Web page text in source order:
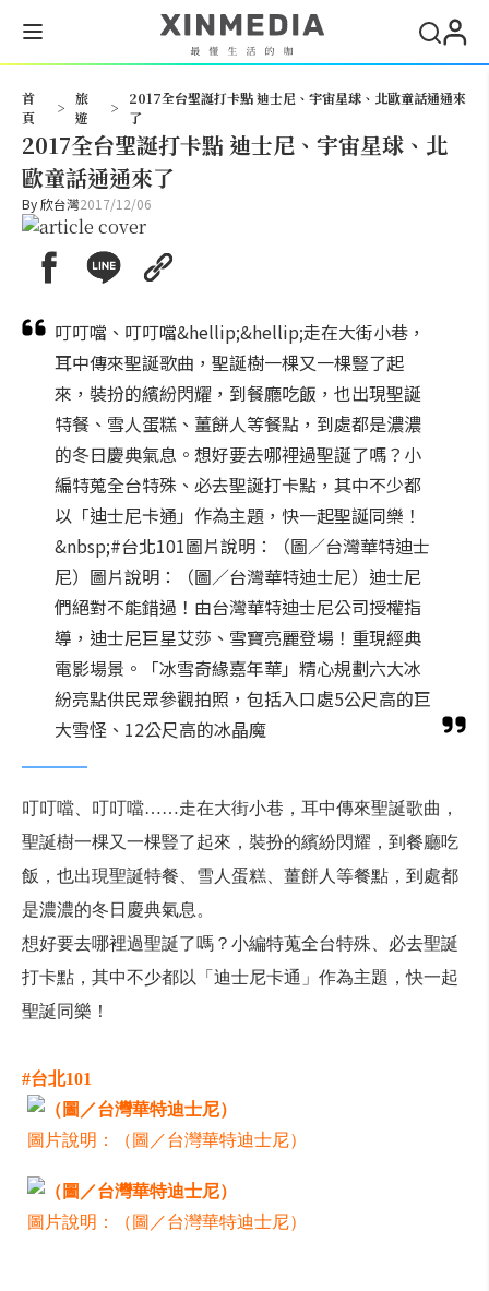
首
頁
>
旅
遊
>
2017全台聖誕打卡點 迪士尼、宇宙星球、北歐童話通通來
了
2017全台聖誕打卡點 迪士尼、宇宙星球、北
歐童話通通來了
By欣台灣2017/12/06
叮叮噹、叮叮噹&hellip;&hellip;走在大街小巷，
耳中傳來聖誕歌曲，聖誕樹一棵又一棵豎了起
來，裝扮的繽紛閃耀，到餐廳吃飯，也出現聖誕
特餐、雪人蛋糕、薑餅人等餐點，到處都是濃濃
的冬日慶典氣息。想好要去哪裡過聖誕了嗎？小
編特蒐全台特殊、必去聖誕打卡點，其中不少都
以「迪士尼卡通」作為主題，快一起聖誕同樂！
&nbsp;#台北101圖片說明：（圖／台灣華特迪士
尼）圖片說明：（圖／台灣華特迪士尼）迪士尼
們絕對不能錯過！由台灣華特迪士尼公司授權指
導，迪士尼巨星艾莎、雪寶亮麗登場！重現經典
電影場景。「冰雪奇緣嘉年華」精心規劃六大冰
紛亮點供民眾參觀拍照，包括入口處5公尺高的巨
大雪怪、12公尺高的冰晶魔
叮叮噹、叮叮噹……走在大街小巷，耳中傳來聖誕歌曲，
聖誕樹一棵又一棵豎了起來，裝扮的繽紛閃耀，到餐廳吃
飯，也出現聖誕特餐、雪人蛋糕、薑餅人等餐點，到處都
是濃濃的冬日慶典氣息。
想好要去哪裡過聖誕了嗎？小編特蒐全台特殊、必去聖誕
打卡點，其中不少都以「迪士尼卡通」作為主題，快一起
聖誕同樂！
#台北101
圖片說明：（圖／台灣華特迪士尼）
圖片說明：（圖／台灣華特迪士尼）